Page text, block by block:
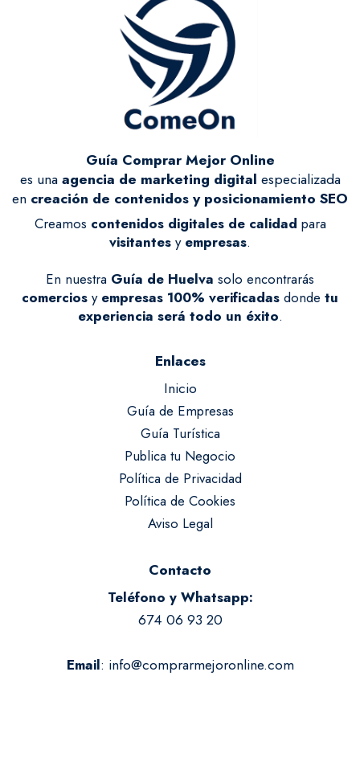
Guía Comprar Mejor Online
es unaagencia de marketing digital especializada
en creación de contenidos y posicionamiento SEO
Creamos contenidos digitales de calidad para
visitantes y empresas.
En nuestra Guía de Huelva solo encontrarás
comercios y empresas 100% verificadas donde tu
experiencia será todo un éxito.
Enlaces
Inicio
Guía de Empresas
Guía Turística
Publica tu Negocio
Política de Privacidad
Política de Cookies
Aviso Legal
Contacto
Teléfono y Whatsapp:
674 06 93 20
Email: info@comprarmejoronline.com